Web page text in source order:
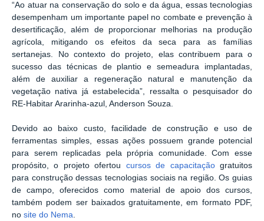
“Ao atuar na conservação do solo e da água, essas tecnologias
desempenham um importante papel no combate e prevenção à
desertificação, além de proporcionar melhorias na produção
agrícola, mitigando os efeitos da seca para as famílias
sertanejas. No contexto do projeto, elas contribuem para o
sucesso das técnicas de plantio e semeadura implantadas,
além de auxiliar a regeneração natural e manutenção da
vegetação nativa já estabelecida”, ressalta o pesquisador do
RE-Habitar Ararinha-azul, Anderson Souza.
Devido ao baixo custo, facilidade de construção e uso de
ferramentas simples, essas ações possuem grande potencial
para serem replicadas pela própria comunidade. Com esse
propósito, o projeto ofertou cursos de capacitaçãogratuitos
para construção dessas tecnologias sociais na região. Os guias
de campo, oferecidos como material de apoio dos cursos,
também podem ser baixados gratuitamente, em formato PDF,
no site do Nema